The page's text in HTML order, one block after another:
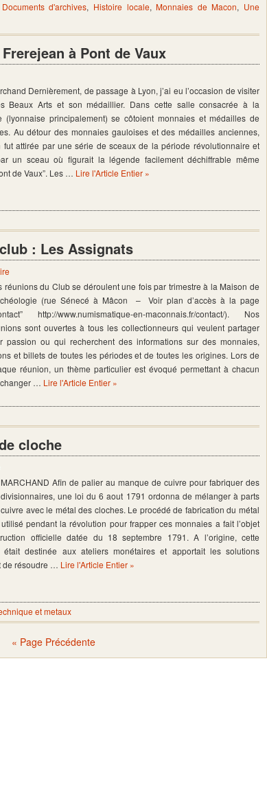
Documents d'archives, Histoire locale,Monnaies de Macon, Une
à Pont de Vaux
Dernièrement, de passage à Lyon, j’ai eu l’occasion de visiter
Beaux Arts et son médaillier. Dans cette salle consacrée à la
(lyonnaise principalement) se côtoient monnaies et médailles de
Au détour des monnaies gauloises et des médailles anciennes,
fut attirée par une série de sceaux de la période révolutionnaire et
un sceau où figurait la légende facilement déchiffrable même
de Vaux”. Les … Lire l'Article Entier »
: Les Assignats
réunions du Club se déroulent une fois par trimestre à la Maison de
(rue Sénecé à Mâcon – Voir plan d’accès à la page
http://www.numismatique-en-maconnais.fr/contact/). Nos
sont ouvertes à tous les collectionneurs qui veulent partager
passion ou qui recherchent des informations sur des monnaies,
et billets de toutes les périodes et de toutes les origines. Lors de
réunion, un thème particulier est évoqué permettant à chacun
… Lire l'Article Entier »
cloche
Afin de palier au manque de cuivre pour fabriquer des
une loi du 6 aout 1791 ordonna de mélanger à parts
avec le métal des cloches. Le procédé de fabrication du métal
pendant la révolution pour frapper ces monnaies a fait l’objet
officielle datée du 18 septembre 1791. A l’origine, cette
était destinée aux ateliers monétaires et apportait les solutions
de résoudre … Lire l'Article Entier »
et metaux
« Page Précédente